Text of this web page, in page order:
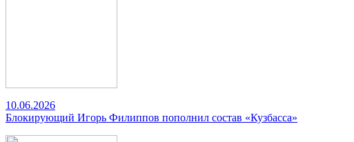
10.06.2026
Блокирующий Игорь Филиппов пополнил состав «Кузбасса»